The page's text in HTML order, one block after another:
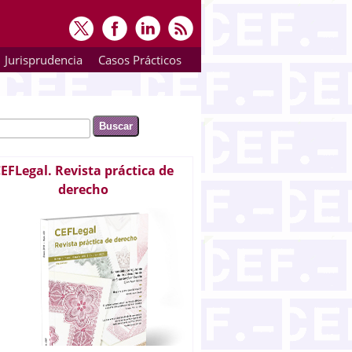
Jurisprudencia Casos Prácticos
de búsqueda
Revista práctica de
derecho